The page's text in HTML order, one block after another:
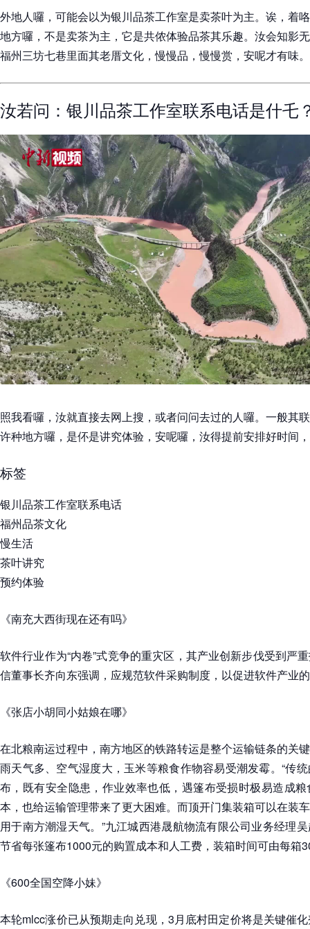
外地人囉，可能会以为银川品茶工作室是卖茶叶为主。诶，着
地方囉，不是卖茶为主，它是共侬体验品茶其乐趣。汝会知影
福州三坊七巷里面其老厝文化，慢慢品，慢慢赏，安呢才有味。
汝若问：银川品茶工作室联系电话是什乇
照我看囉，汝就直接去网上搜，或者问问去过的人囉。一般其
许种地方囉，是伓是讲究体验，安呢囉，汝得提前安排好时间
标签
银川品茶工作室联系电话
福州品茶文化
慢生活
茶叶讲究
预约体验
《南充大西街现在还有吗》
软件行业作为“内卷”式竞争的重灾区，其产业创新步伐受到严
信董事长齐向东强调，应规范软件采购制度，以促进软件产业
《张店小胡同小姑娘在哪》
在北粮南运过程中，南方地区的铁路转运是整个运输链条的关
雨天气多、空气湿度大，玉米等粮食作物容易受潮发霉。“传
布，既有安全隐患，作业效率也低，遇篷布受损时极易造成
本，也给运输管理带来了更大困难。而顶开门集装箱可以在装
用于南方潮湿天气。”九江城西港晟航物流有限公司业务经理
节省每张篷布1000元的购置成本和人工费，装箱时间可由每箱
《600全国空降小妹》
本轮mlcc涨价已从预期走向兑现，3月底村田定价将是关键催